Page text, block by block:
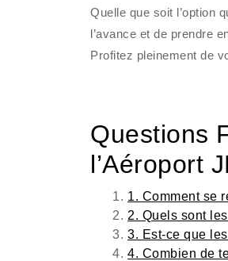
Quelle que soit l’option
l’avance et de prendre
Profitez pleinement de
Questions
l’Aéroport
1. Comment se
2. Quels sont
3. Est-ce que
4. Combien de